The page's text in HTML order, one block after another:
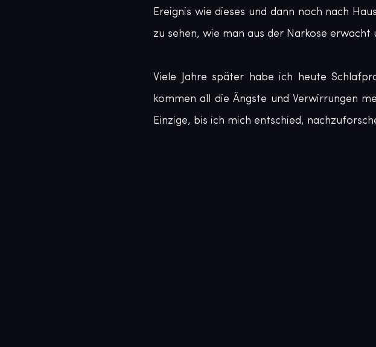
Ereignis wie dieses und dann noch nach
zu sehen, wie man aus der Narkose
Viele Jahre später habe ich heute
kommen all die Ängste und Verwirrungen
Einzige, bis ich mich entschied,